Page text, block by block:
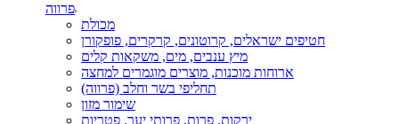
פרווה
מכולת
חטיפים ישראלים, קרוטונים, קרקרים, פופקורן
מיץ ענבים, מים, משקאות קלים
ארוחות מוכנות, מוצרים מוגמרים למחצה
תחליפי בשר וחלב (פרווה)
שימור מזון
ירקות, פרות, פרותי יער, פטריות